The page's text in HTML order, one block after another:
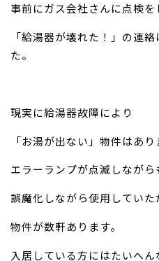
事前にガス会社さんに点検
「給湯器が壊れた！」の連
た。
現実に給湯器故障により
「お湯が出ない」物件はあり
エラーランプが点滅しながら
誤魔化しながら使用していた
物件が数軒あります。
入居している方にはたいへん